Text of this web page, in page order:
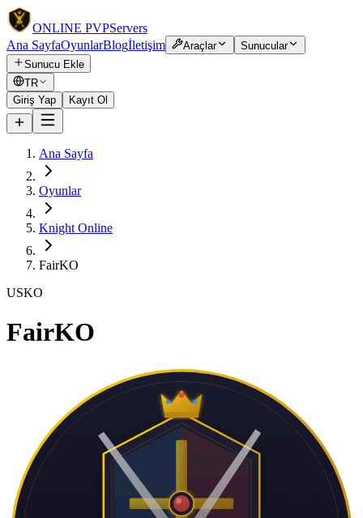
ONLINE PVPServers
Ana SayfaOyunlarBlogİletişim Araçlar
Sunucular
Sunucu Ekle
TR
Giriş Yap
Kayıt Ol
Ana Sayfa
Oyunlar
Knight Online
FairKO
USKO
FairKO